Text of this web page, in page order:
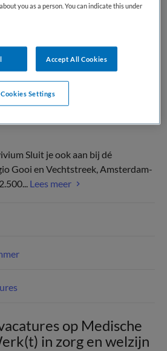
die voor u wellicht
Sluit je ook aan bij dé
Gooi en Vechtstreek, Amsterdam-
Lees meer
op Medische
in zorg en welzijn
you as a person. You can indicate this under
Accept All Cookies
Cookies Settings